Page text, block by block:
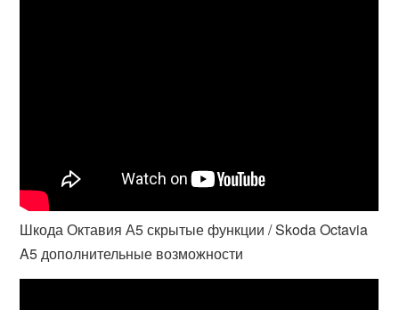
Шкода Октавия А5 скрытые функции / Skoda Octavia
A5 дополнительные возможности